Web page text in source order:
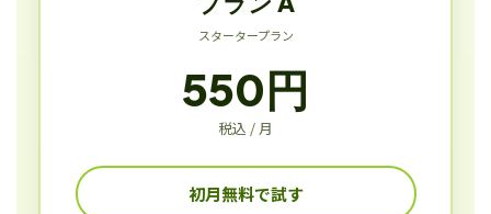
スタータープラン
550円
税込 / 月
初月無料で試す